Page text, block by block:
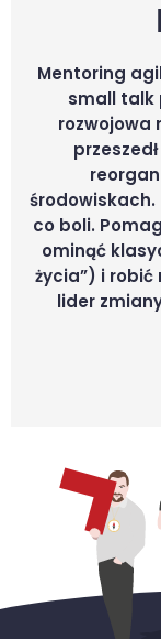
Mentoring
small talk
rozwojowa
środowiskach.
co boli.
ominąć
życia”) i robić
lider